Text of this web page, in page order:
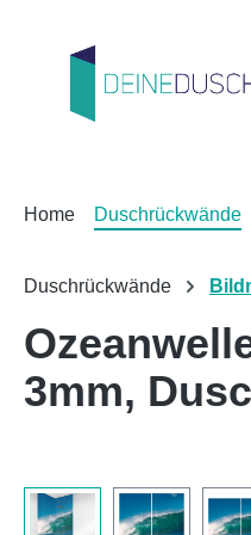
Home Duschrückwände
Duschrückwände
3mm,